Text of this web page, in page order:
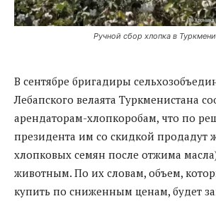
Ручной сбор хлопка в
В сентябре бригадиры
Лебапского велаята Туркменистана
арендаторам-хлопкоробам, что по
президента им со скидкой продадут
хлопковых семян после отжима
животным. По их словам, объем,
купить по сниженным ценам, будет